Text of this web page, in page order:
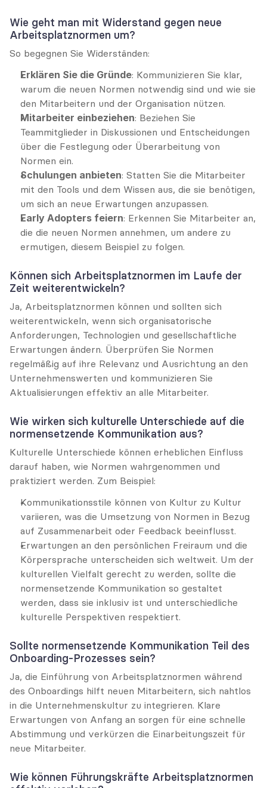
Wie geht man mit Widerstand gegen neue
Arbeitsplatznormen um?
So begegnen Sie Widerständen:
Erklären Sie die Gründe: Kommunizieren Sie klar,
warum die neuen Normen notwendig sind und wie sie
den Mitarbeitern und der Organisation nützen.
Mitarbeiter einbeziehen: Beziehen Sie
Teammitglieder in Diskussionen und Entscheidungen
über die Festlegung oder Überarbeitung von
Normen ein.
Schulungen anbieten: Statten Sie die Mitarbeiter
mit den Tools und dem Wissen aus, die sie benötigen,
um sich an neue Erwartungen anzupassen.
Early Adopters feiern: Erkennen Sie Mitarbeiter an,
die die neuen Normen annehmen, um andere zu
ermutigen, diesem Beispiel zu folgen.
Können sich Arbeitsplatznormen im Laufe der
Zeit weiterentwickeln?
Ja, Arbeitsplatznormen können und sollten sich
weiterentwickeln, wenn sich organisatorische
Anforderungen, Technologien und gesellschaftliche
Erwartungen ändern. Überprüfen Sie Normen
regelmäßig auf ihre Relevanz und Ausrichtung an den
Unternehmenswerten und kommunizieren Sie
Aktualisierungen effektiv an alle Mitarbeiter.
Wie wirken sich kulturelle Unterschiede auf die
normensetzende Kommunikation aus?
Kulturelle Unterschiede können erheblichen Einfluss
darauf haben, wie Normen wahrgenommen und
praktiziert werden. Zum Beispiel:
Kommunikationsstile können von Kultur zu Kultur
variieren, was die Umsetzung von Normen in Bezug
auf Zusammenarbeit oder Feedback beeinflusst.
Erwartungen an den persönlichen Freiraum und die
Körpersprache unterscheiden sich weltweit. Um der
kulturellen Vielfalt gerecht zu werden, sollte die
normensetzende Kommunikation so gestaltet
werden, dass sie inklusiv ist und unterschiedliche
kulturelle Perspektiven respektiert.
Sollte normensetzende Kommunikation Teil des
Onboarding-Prozesses sein?
Ja, die Einführung von Arbeitsplatznormen während
des Onboardings hilft neuen Mitarbeitern, sich nahtlos
in die Unternehmenskultur zu integrieren. Klare
Erwartungen von Anfang an sorgen für eine schnelle
Abstimmung und verkürzen die Einarbeitungszeit für
neue Mitarbeiter.
Wie können Führungskräfte Arbeitsplatznormen